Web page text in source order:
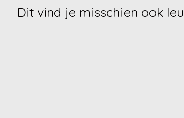
Dit vind je misschien ook